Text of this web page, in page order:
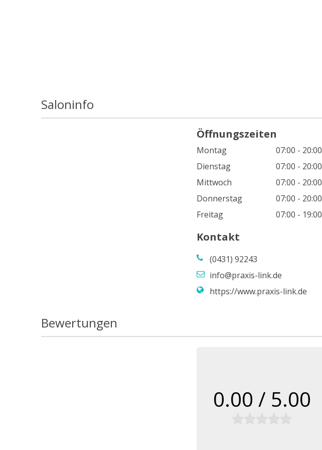
Saloninfo
Öffnungszeiten
Montag
07:00 - 20:00
Dienstag
07:00 - 20:00
Mittwoch
07:00 - 20:00
Donnerstag
07:00 - 20:00
Freitag
07:00 - 19:00
Kontakt
(0431) 92243
info@praxis-link.de
https://www.praxis-link.de
Bewertungen
0.00 / 5.00